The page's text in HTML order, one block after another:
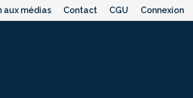
aux médias Contact CGU Connexion